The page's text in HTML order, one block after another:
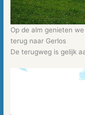
Op de alm genieten
terug naar Gerlos
De terugweg is gelijk